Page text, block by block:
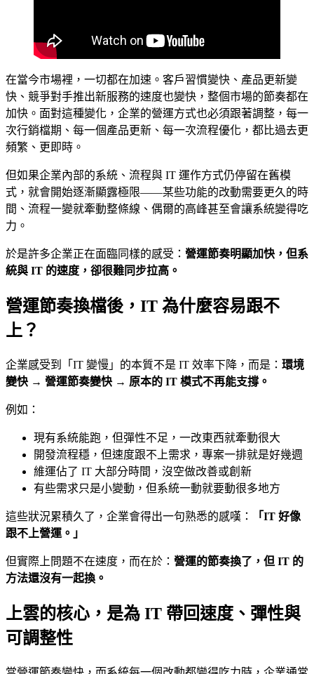
在當今市場裡，一切都在加速。客戶習慣變快、產品更新變
快、競爭對手推出新服務的速度也變快，整個市場的節奏都在
加快。面對這種變化，企業的營運方式也必須跟著調整，每一
次行銷檔期、每一個產品更新、每一次流程優化，都比過去更
頻繁、更即時。
但如果企業內部的系統、流程與 IT 運作方式仍停留在舊模
式，就會開始逐漸顯露極限——某些功能的改動需要更久的時
間、流程一變就牽動整條線、偶爾的高峰甚至會讓系統變得吃
力。
於是許多企業正在面臨同樣的感受： 營運節奏明顯加快，但系
統與 IT 的速度，卻很難同步拉高。
營運節奏換檔後，IT 為什麼容易跟不
上？
企業感受到「IT 變慢」的本質不是 IT 效率下降，而是： 環境
變快 → 營運節奏變快 → 原本的 IT 模式不再能支撐。
例如：
現有系統能跑，但彈性不足，一改東西就牽動很大
開發流程穩，但速度跟不上需求，專案一排就是好幾週
維運佔了 IT 大部分時間，沒空做改善或創新
有些需求只是小變動，但系統一動就要動很多地方
這些狀況累積久了，企業會得出一句熟悉的感嘆：
「IT 好像
跟不上營運。」
但實際上問題不在速度，而在於： 營運的節奏換了，但 IT 的
方法還沒有一起換。
上雲的核心，是為 IT 帶回速度、彈性與
可調整性